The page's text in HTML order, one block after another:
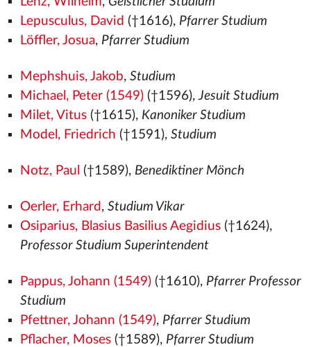
Lepusculus, David (†1616), Pfarrer Studium
Löffler, Josua, Pfarrer Studium
Mephshuis, Jakob, Studium
Michael, Peter (1549)(†1596),Jesuit Studium
Milet, Vitus(†1615), Kanoniker Studium
Model, Friedrich (†1591), Studium
Notz, Paul (†1589), Benediktiner Mönch
Oerler, Erhard , Studium Vikar
Osiparius, Blasius Basilius Aegidius(†1624),
Professor Studium Superintendent
Pappus, Johann (1549)(†1610), Pfarrer Professor
Studium
Pfettner, Johann (1549), Pfarrer Studium
Pflacher, Moses(†1589), Pfarrer Studium